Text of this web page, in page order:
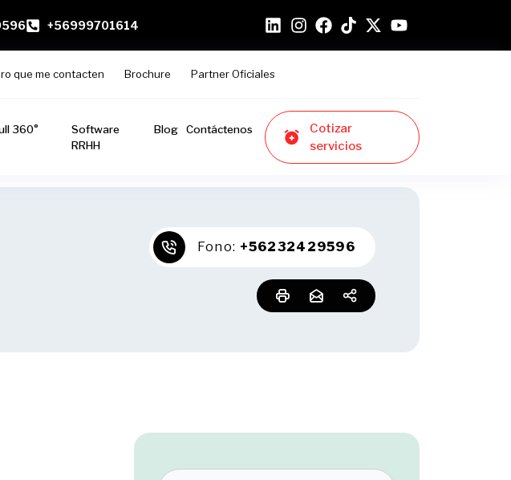
+56999701614
que me contacten Brochure Partner Oficiales
360°
Software
RRHH
Blog Contáctenos
Cotizar
servicios
Fono: +56232429596